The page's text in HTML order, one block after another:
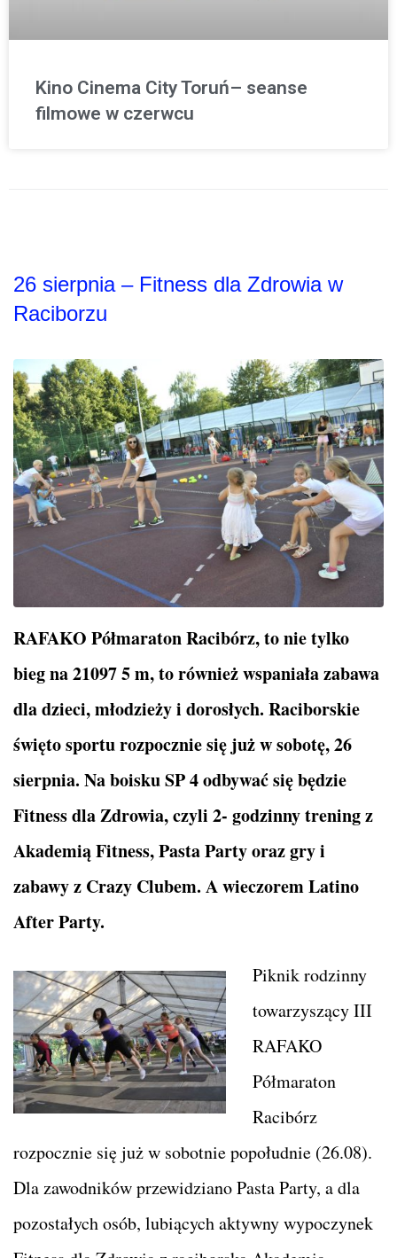
Kino Cinema City Toruń– seanse
filmowe w czerwcu
26 sierpnia – Fitness dla Zdrowia w
Raciborzu
RAFAKO Półmaraton Racibórz, to nie tylko
bieg na 21097 5 m, to również wspaniała zabawa
dla dzieci, młodzieży i dorosłych. Raciborskie
święto sportu rozpocznie się już w sobotę, 26
sierpnia. Na boisku SP 4 odbywać się będzie
Fitness dla Zdrowia, czyli 2- godzinny trening z
Akademią Fitness, Pasta Party oraz gry i
zabawy z Crazy Clubem. A wieczorem Latino
After Party.
Piknik rodzinny
towarzyszący III
RAFAKO
Półmaraton
Racibórz
rozpocznie się już w sobotnie popołudnie (26.08).
Dla zawodników przewidziano Pasta Party, a dla
pozostałych osób, lubiących aktywny wypoczynek